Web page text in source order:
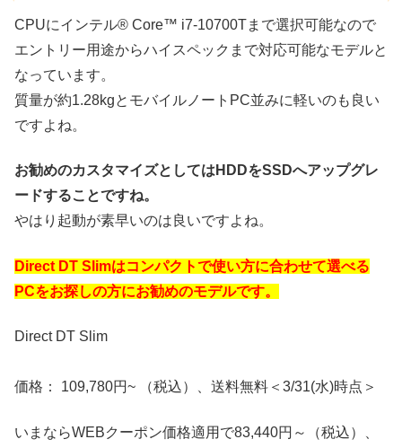
CPUにインテル® Core™ i7-10700Tまで選択可能なので
エントリー用途からハイスペックまで対応可能なモデルと
なっています。
質量が約1.28kgとモバイルノートPC並みに軽いのも良い
ですよね。
お勧めのカスタマイズとしてはHDDをSSDへアップグレ
ードすることですね。
やはり起動が素早いのは良いですよね。
Direct DT Slimはコンパクトで使い方に合わせて選べる
PCをお探しの方にお勧めのモデルです。
Direct DT Slim
価格： 109,780円~ （税込）、送料無料＜3/31(水)時点＞
いまならWEBクーポン価格適用で83,440円～（税込）、